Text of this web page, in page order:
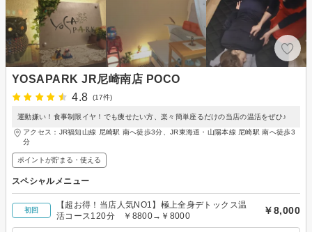
YOSAPARK JR尼崎南店 POCO
4.8
(17件)
運動嫌い！食事制限イヤ！でも痩せたい方、楽々簡単座るだけの当店の温活をぜひ♪
アクセス：JR福知山線 尼崎駅 南へ徒歩3分、JR東海道・山陽本線 尼崎駅 南へ徒歩3
分
ポイントが貯まる・使える
スペシャルメニュー
初回
【超お得！当店人気NO1】極上全身デトックス温
活コース120分 ￥8800→￥8000
￥8,000